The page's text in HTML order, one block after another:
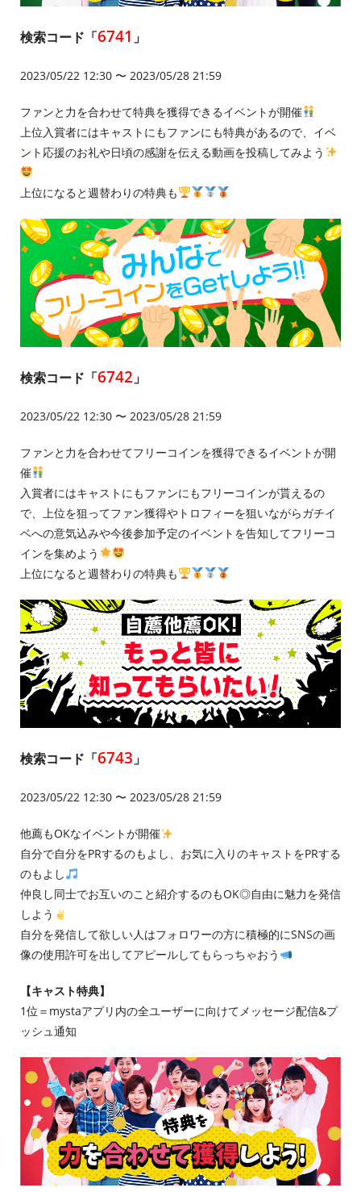
検索コード「6741 」
2023/05/22 12:30 〜 2023/05/28 21:59
ファンと力を合わせて特典を獲得できるイベントが開催
上位入賞者にはキャストにもファンにも特典があるので、イベ
ント応援のお礼や日頃の感謝を伝える動画を投稿してみよう
上位になると週替わりの特典も
検索コード「6742 」
2023/05/22 12:30 〜 2023/05/28 21:59
ファンと力を合わせてフリーコインを獲得できるイベントが開
催
入賞者にはキャストにもファンにもフリーコインが貰えるの
で、上位を狙ってファン獲得やトロフィーを狙いながらガチイ
ベへの意気込みや今後参加予定のイベントを告知してフリーコ
インを集めよう
上位になると週替わりの特典も
検索コード「6743 」
2023/05/22 12:30 〜 2023/05/28 21:59
他薦もOKなイベントが開催
自分で自分をPRするのもよし、お気に入りのキャストをPRする
のもよし
仲良し同士でお互いのこと紹介するのもOK◎自由に魅力を発信
しよう
自分を発信して欲しい人はフォロワーの方に積極的にSNSの画
像の使用許可を出してアピールしてもらっちゃおう
【キャスト特典】
1位＝mystaアプリ内の全ユーザーに向けてメッセージ配信&プ
ッシュ通知